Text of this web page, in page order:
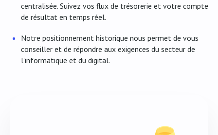
centralisée. Suivez vos flux de trésorerie et votre compte
de résultat en temps réel.
Notre positionnement historique nous permet de vous
conseiller et de répondre aux exigences du secteur de
l’informatique et du digital.